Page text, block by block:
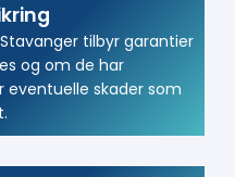
tilbyr garantier
og om de har
eventuelle skader som